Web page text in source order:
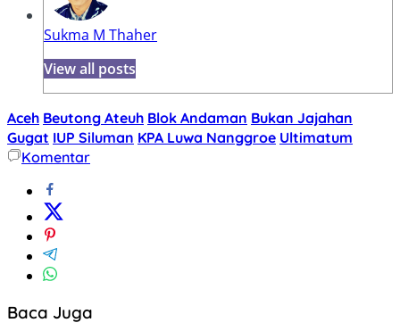
Sukma M Thaher
View all posts
Aceh Beutong Ateuh Blok Andaman Bukan Jajahan
Gugat IUP Siluman KPA Luwa Nanggroe Ultimatum
Komentar
Baca Juga